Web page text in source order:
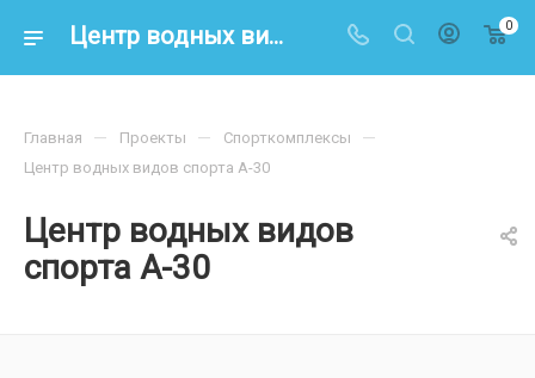
Центр водных видов спорта А-30 0
Центр водных видов
спорта А-30
Главная — Проекты — Спорткомплексы —
Центр водных видов спорта А-30